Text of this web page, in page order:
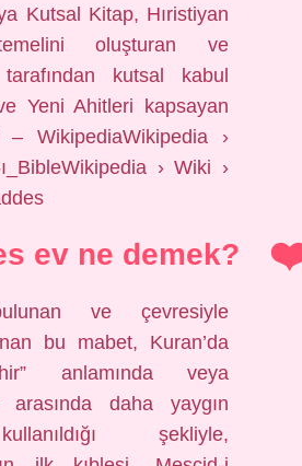
Kutsal Kitap, Hıristiyan
oluşturan ve
tarafından kutsal kabul
Yeni Ahitleri kapsayan
– WikipediaWikipedia ›
› Wiki ›
ev ne demek?
ve çevresiyle
bu mabet, Kuran’da
anlamında veya
arasında daha yaygın
şekliyle,